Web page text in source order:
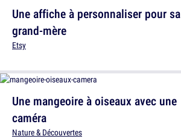
Une affiche à personnaliser pour sa
grand-mère
Etsy
Une mangeoire à oiseaux avec une
caméra
Nature & Découvertes